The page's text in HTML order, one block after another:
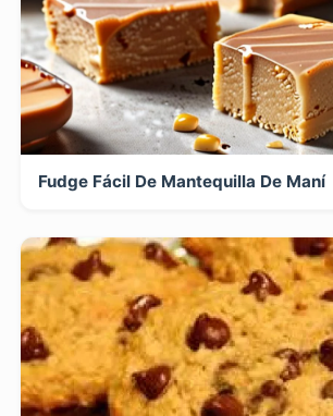
Fudge Fácil De Mantequilla De Maní